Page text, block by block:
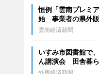
恒例「雲南プレミ
始 事業者の県外
雲南経済新聞
いすみ市図書館で
ん講演会 田舎暮
外房経済新聞